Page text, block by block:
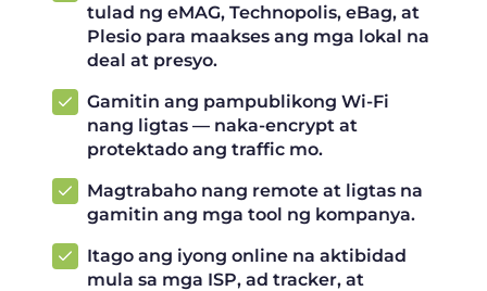
tulad ng eMAG, Technopolis, eBag, at
Plesio para maakses ang mga lokal na
deal at presyo.
Gamitin ang pampublikong Wi-Fi
nang ligtas — naka-encrypt at
protektado ang traffic mo.
Magtrabaho nang remote at ligtas na
gamitin ang mga tool ng kompanya.
Itago ang iyong online na aktibidad
mula sa mga ISP, ad tracker, at